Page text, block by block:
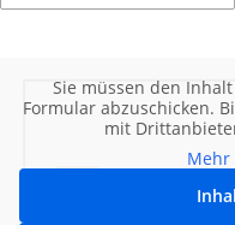
Sie müssen den
Formular abzuschicken.
mit
Mehr